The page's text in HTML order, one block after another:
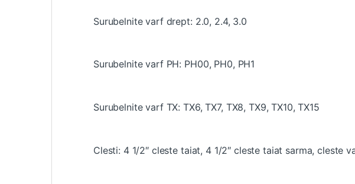
Surubelnite varf drept: 2.0, 2.4, 3.0
Surubelnite varf PH: PH00, PH0, PH1
Surubelnite varf TX: TX6, TX7, TX8, TX9, TX10, TX15
Clesti: 4 1/2″ cleste taiat, 4 1/2″ cleste taiat sarma, cleste